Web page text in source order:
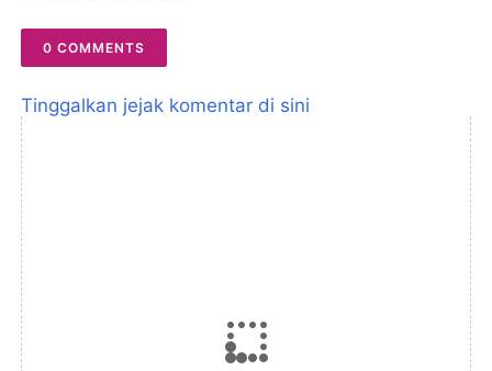
0 COMMENTS
Tinggalkan jejak komentar di sini